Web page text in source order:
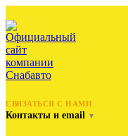
СВЯЗАТЬСЯ С НАМИ
Контакты и email ▼